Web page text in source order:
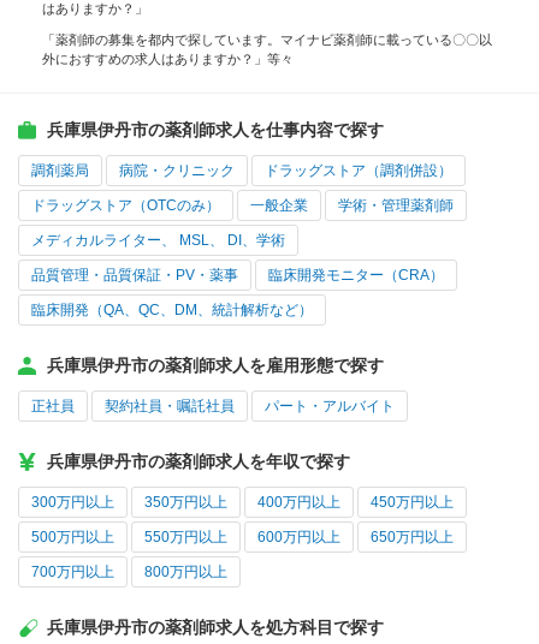
はありますか？」
「薬剤師の募集を都内で探しています。マイナビ薬剤師に載っている〇〇以
外におすすめの求人はありますか？」等々
兵庫県伊丹市の薬剤師求人を仕事内容で探す
調剤薬局 病院・クリニック ドラッグストア（調剤併設）
ドラッグストア（OTCのみ） 一般企業 学術・管理薬剤師
メディカルライター、 MSL、 DI、学術
品質管理・品質保証・PV・薬事 臨床開発モニター（CRA）
臨床開発（QA、QC、DM、統計解析など）
兵庫県伊丹市の薬剤師求人を雇用形態で探す
正社員 契約社員・嘱託社員 パート・アルバイト
兵庫県伊丹市の薬剤師求人を年収で探す
300万円以上 350万円以上 400万円以上 450万円以上
500万円以上 550万円以上 600万円以上 650万円以上
700万円以上 800万円以上
兵庫県伊丹市の薬剤師求人を処方科目で探す